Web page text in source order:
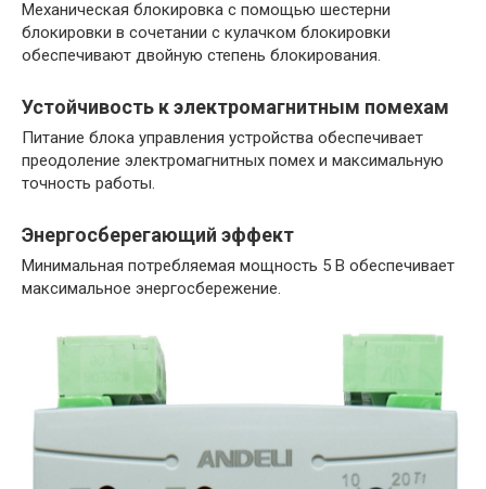
Механическая блокировка с помощью шестерни
блокировки в сочетании с кулачком блокировки
обеспечивают двойную степень блокирования.
Устойчивость к электромагнитным помехам
Питание блока управления устройства обеспечивает
преодоление электромагнитных помех и максимальную
точность работы.
Энергосберегающий эффект
Минимальная потребляемая мощность 5 В обеспечивает
максимальное энергосбережение.